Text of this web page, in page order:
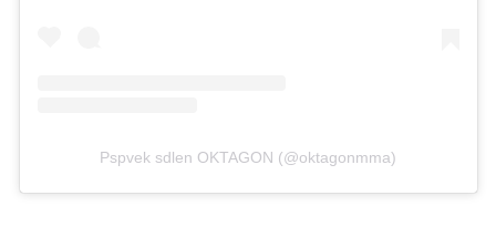
Pspvek sdlen OKTAGON (@oktagonmma)